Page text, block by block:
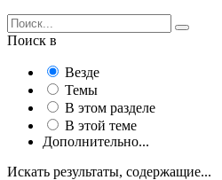
Поиск в
Везде
Темы
В этом разделе
В этой теме
Дополнительно...
Искать результаты, содержащие...